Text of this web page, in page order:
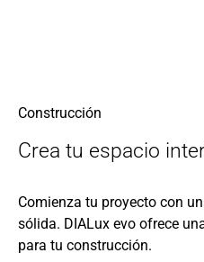
Construcción
Crea tu espacio
Comienza tu proyecto con
sólida. DIALux evo ofrece
para tu construcción.